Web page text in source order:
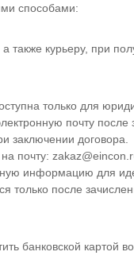
способами:
также курьеру, при
только для
почту
заключении договора.
почту:
информацию для
только после
банковской картой